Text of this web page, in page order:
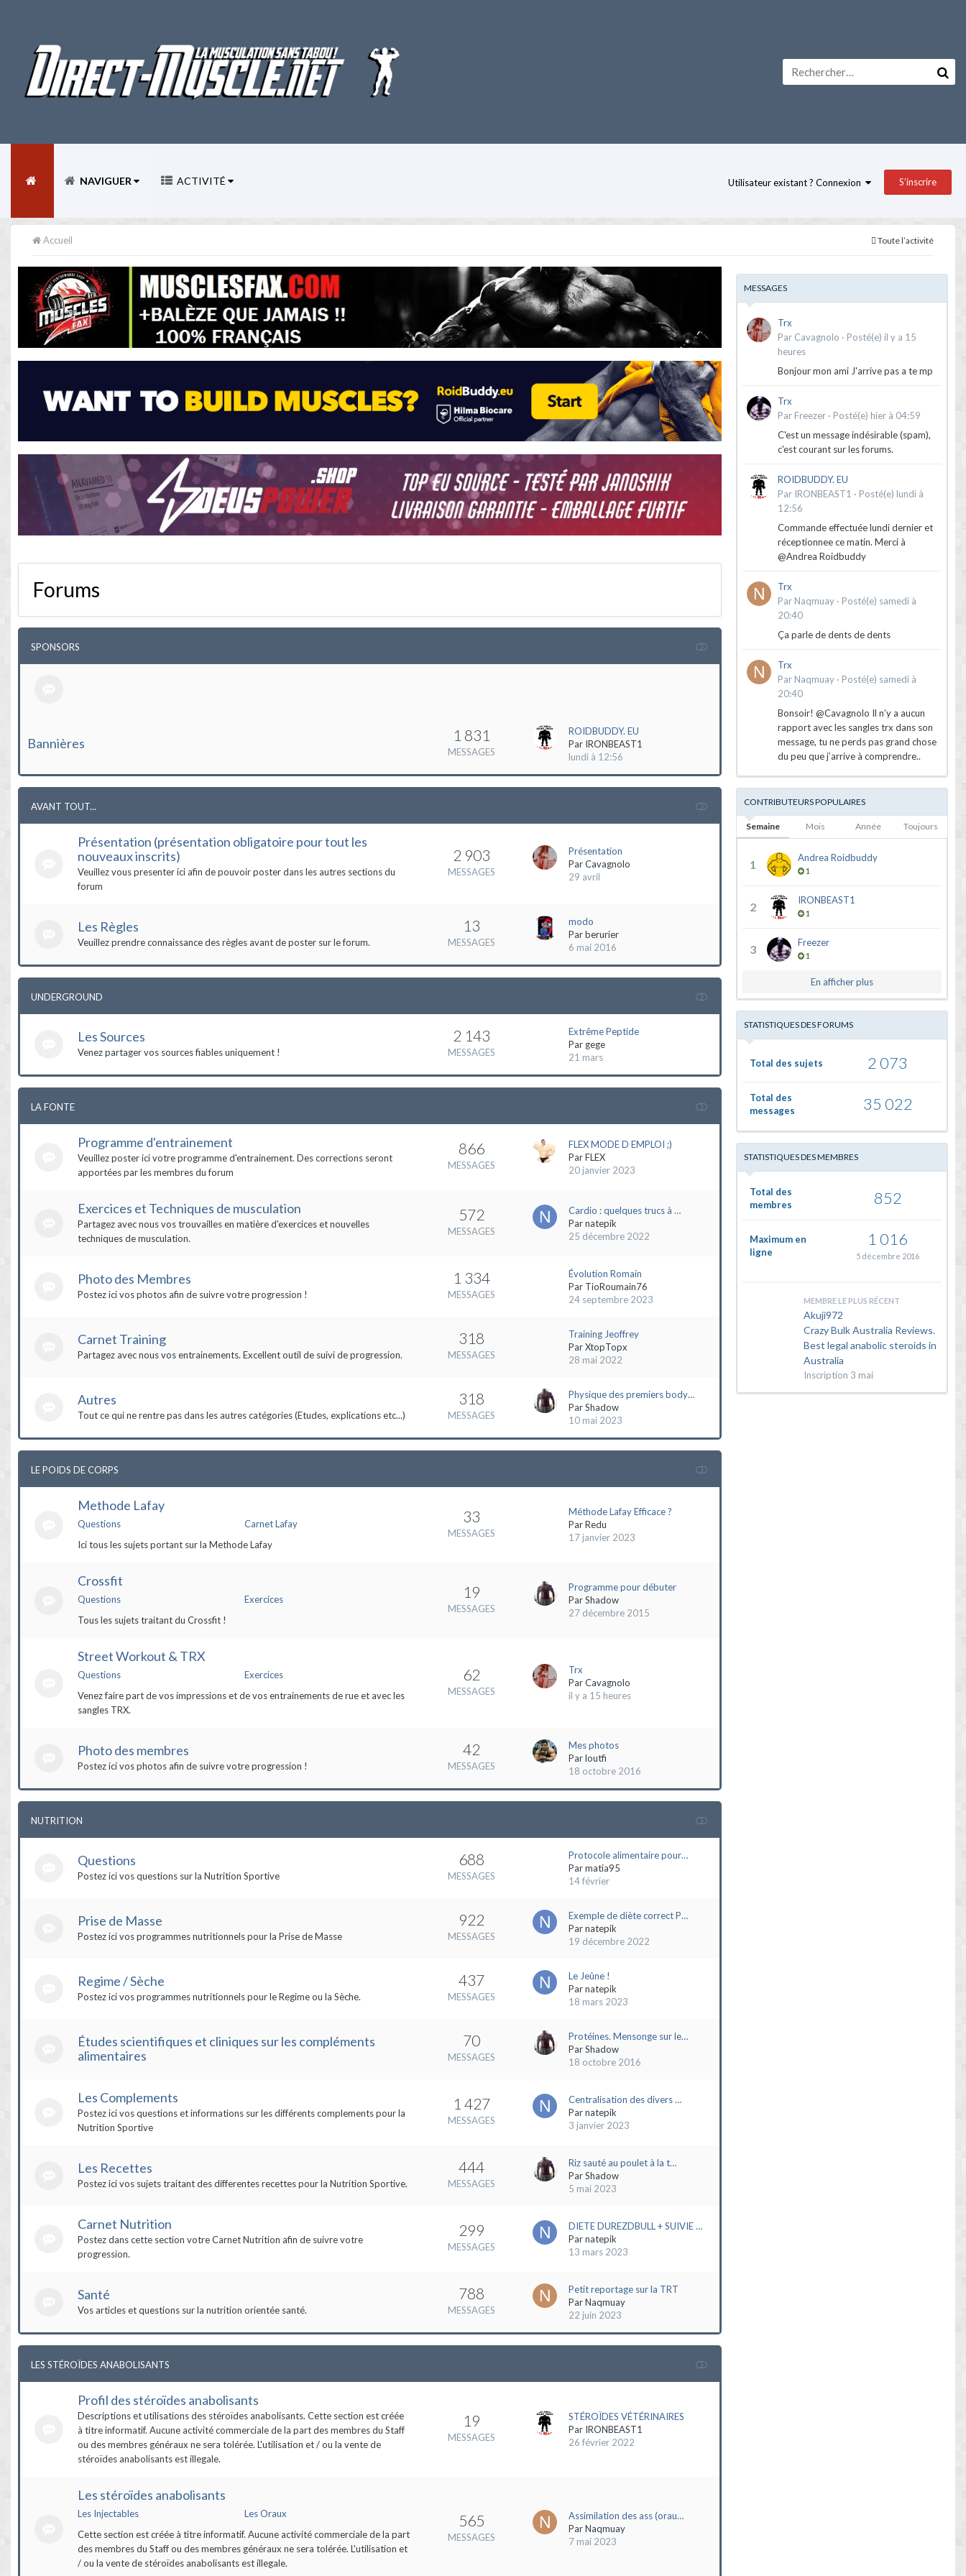
Utilisateur existant ? Connexion S’inscrire
NAVIGUER ACTIVITÉ
Toute l’activité
Accueil
Forums
SPONSORS
Bannières 1 831
MESSAGES
ROIDBUDDY. EU
Par IRONBEAST1
lundi à 12:56
AVANT TOUT...
Présentation (présentation obligatoire pour tout les
nouveaux inscrits)
Veuillez vous presenter ici afin de pouvoir poster dans les autres sections du
forum
2 903
MESSAGES
Présentation
ParCavagnolo
29 avril
Les Règles
Veuillez prendre connaissance des règles avant de poster sur le forum.
13
MESSAGES
modo
Parberurier
6 mai 2016
UNDERGROUND
Les Sources
Venez partager vos sources fiables uniquement !
2 143
MESSAGES
Extrême Peptide
Par gege
21 mars
LA FONTE
Programme d'entrainement
Veuillez poster ici votre programme d'entrainement. Des corrections seront
apportées par les membres du forum
866
MESSAGES
FLEX MODE D EMPLOI ;)
ParFLEX
20 janvier 2023
Exercices et Techniques de musculation
Partagez avec nous vos trouvailles en matière d'exercices et nouvelles
techniques de musculation.
572
MESSAGES
Cardio : quelques trucs à …
Parnatepik
25 décembre 2022
Photo des Membres
Postez ici vos photos afin de suivre votre progression !
1 334
MESSAGES
Évolution Romain
Par TioRoumain76
24 septembre 2023
Carnet Training
Partagez avec nous vos entrainements. Excellent outil de suivi de progression.
318
MESSAGES
Training Jeoffrey
ParXtopTopx
28 mai 2022
Autres
Tout ce qui ne rentre pas dans les autres catégories (Etudes, explications etc...)
318
MESSAGES
Physique des premiers body…
ParShadow
10 mai 2023
LE POIDS DE CORPS
Methode Lafay
Questions
Carnet Lafay
Ici tous les sujets portant sur la Methode Lafay
33
MESSAGES
Méthode Lafay Efficace ?
ParRedu
17 janvier 2023
Crossfit
Questions
Exercices
Tous les sujets traitant du Crossfit !
19
MESSAGES
Programme pour débuter
ParShadow
27 décembre 2015
Street Workout & TRX
Questions
Exercices
Venez faire part de vos impressions et de vos entrainements de rue et avec les
sangles TRX.
62
MESSAGES
Trx
ParCavagnolo
il y a 15 heures
Photo des membres
Postez ici vos photos afin de suivre votre progression !
42
MESSAGES
Mes photos
Parloutfi
18 octobre 2016
NUTRITION
Questions
Postez ici vos questions sur la Nutrition Sportive
688
MESSAGES
Protocole alimentaire pour…
Parmatia95
14 février
Prise de Masse
Postez ici vos programmes nutritionnels pour la Prise de Masse
922
MESSAGES
Exemple de diète correct P…
Parnatepik
19 décembre 2022
Regime / Sèche
Postez ici vos programmes nutritionnels pour le Regime ou la Sèche.
437
MESSAGES
Le Jeûne !
Parnatepik
18 mars 2023
Études scientifiques et cliniques sur les compléments
alimentaires
70
MESSAGES
Protéines. Mensonge sur le…
ParShadow
18 octobre 2016
Les Complements
Postez ici vos questions et informations sur les différents complements pour la
Nutrition Sportive
1 427
MESSAGES
Centralisation des divers …
Parnatepik
3 janvier 2023
Les Recettes
Postez ici vos sujets traitant des differentes recettes pour la Nutrition Sportive.
444
MESSAGES
Riz sauté au poulet à la t…
ParShadow
5 mai 2023
Carnet Nutrition
Postez dans cette section votre Carnet Nutrition afin de suivre votre
progression.
299
MESSAGES
DIETE DUREZDBULL + SUIVIE …
Parnatepik
13 mars 2023
Santé
Vos articles et questions sur la nutrition orientée santé.
788
MESSAGES
Petit reportage sur la TRT
ParNaqmuay
22 juin 2023
LES STÉROÏDES ANABOLISANTS
Profil des stéroïdes anabolisants
Descriptions et utilisations des stéroïdes anabolisants. Cette section est créée
à titre informatif. Aucune activité commerciale de la part des membres du Staff
ou des membres généraux ne sera tolérée. L'utilisation et / ou la vente de
stéroïdes anabolisants est illegale.
19
MESSAGES
STÉROÏDES VÉTÉRINAIRES
Par IRONBEAST1
26 février 2022
Les stéroïdes anabolisants
Les Injectables
Les Oraux
Cette section est créée à titre informatif. Aucune activité commerciale de la part
des membres du Staff ou des membres généraux ne sera tolérée. L'utilisation et
/ ou la vente de stéroïdes anabolisants est illegale.
565
MESSAGES
Assimilation des ass (orau…
ParNaqmuay
7 mai 2023
MESSAGES
Trx
Par Cavagnolo · Posté(e) il y a 15
heures
Bonjour mon ami J'arrive pas a te mp
Trx
Par Freezer · Posté(e) hier à 04:59
C'est un message indésirable (spam),
c'est courant sur les forums.
ROIDBUDDY. EU
Par IRONBEAST1 · Posté(e) lundi à
12:56
Commande effectuée lundi dernier et
réceptionnee ce matin. Merci à
@Andrea Roidbuddy
Trx
Par Naqmuay · Posté(e) samedi à
20:40
Ça parle de dents de dents
Trx
Par Naqmuay · Posté(e) samedi à
20:40
Bonsoir! @Cavagnolo Il n’y a aucun
rapport avec les sangles trx dans son
message, tu ne perds pas grand chose
du peu que j’arrive à comprendre..
CONTRIBUTEURS POPULAIRES
Semaine Mois Année Toujours
1 Andrea Roidbuddy
1
2 IRONBEAST1
1
3 Freezer
1
En afficher plus
STATISTIQUES DES FORUMS
Total des sujets 2 073
Total des
messages
35 022
STATISTIQUES DES MEMBRES
Total des
membres
852
Maximum en
ligne
1 016
5 décembre 2016
MEMBRE LE PLUS RÉCENT
Akuji972
Crazy Bulk Australia Reviews.
Best legal anabolic steroids in
Australia
Inscription 3 mai